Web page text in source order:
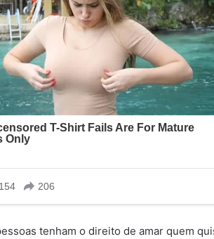
tenham o direito de amar quem